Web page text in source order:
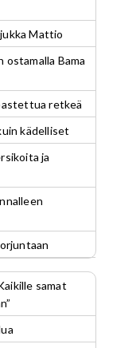
Mattio
ostamalla Bama
retkeä
kädelliset
ja
samat